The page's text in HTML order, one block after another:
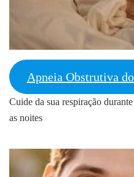
Apneia Obstrutiva
Cuide da sua respiração
as noites